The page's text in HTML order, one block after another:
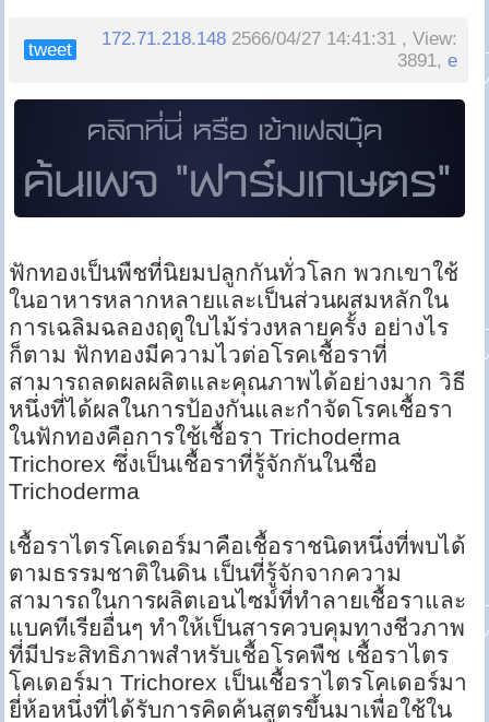
tweet
172.71.218.148 2566/04/27 14:41:31 , View:
3891,e
ฟักทองเป็นพืชที่นิยมปลูกกันทั่วโลก พวกเขาใช้
ในอาหารหลากหลายและเป็นส่วนผสมหลักใน
การเฉลิมฉลองฤดูใบไม้ร่วงหลายครั้ง อย่างไร
ก็ตาม ฟักทองมีความไวต่อโรคเชื้อราที่
สามารถลดผลผลิตและคุณภาพได้อย่างมาก วิธี
หนึ่งที่ได้ผลในการป้องกันและกำจัดโรคเชื้อรา
ในฟักทองคือการใช้เชื้อรา Trichoderma
Trichorex ซึ่งเป็นเชื้อราที่รู้จักกันในชื่อ
Trichoderma
เชื้อราไตรโคเดอร์มาคือเชื้อราชนิดหนึ่งที่พบได้
ตามธรรมชาติในดิน เป็นที่รู้จักจากความ
สามารถในการผลิตเอนไซม์ที่ทำลายเชื้อราและ
แบคทีเรียอื่นๆ ทำให้เป็นสารควบคุมทางชีวภาพ
ที่มีประสิทธิภาพสำหรับเชื้อโรคพืช เชื้อราไตร
โคเดอร์มา Trichorex เป็นเชื้อราไตรโคเดอร์มา
ยี่ห้อหนึ่งที่ได้รับการคิดค้นสูตรขึ้นมาเพื่อใช้ใน